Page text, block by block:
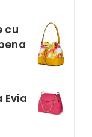
cu